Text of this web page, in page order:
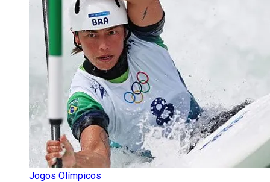
Jogos Olímpicos